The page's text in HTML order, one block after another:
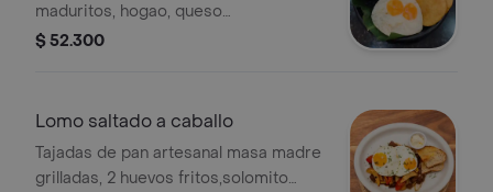
maduritos, hogao, queso
costeñorayado, ropa vieja, aguacate,
$ 52.300
Lomo saltado a caballo
Tajadas de pan artesanal masa madre
grilladas, 2 huevos fritos,solomito